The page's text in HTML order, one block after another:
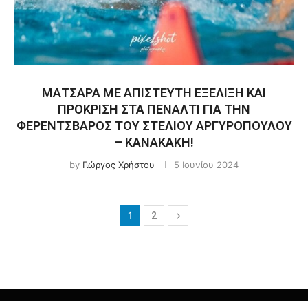
ΜΑΤΣΑΡΑ ΜΕ ΑΠΙΣΤΕΥΤΗ ΕΞΕΛΙΞΗ ΚΑΙ
ΠΡΟΚΡΙΣΗ ΣΤΑ ΠΕΝΑΛΤΙ ΓΙΑ ΤΗΝ
ΦΕΡΕΝΤΣΒΑΡΟΣ ΤΟΥ ΣΤΕΛΙΟΥ ΑΡΓΥΡΟΠΟΥΛΟΥ
– ΚΑΝΑΚΑΚΗ!
by Γιώργος Χρήστου 5 Ιουνίου 2024
1 2